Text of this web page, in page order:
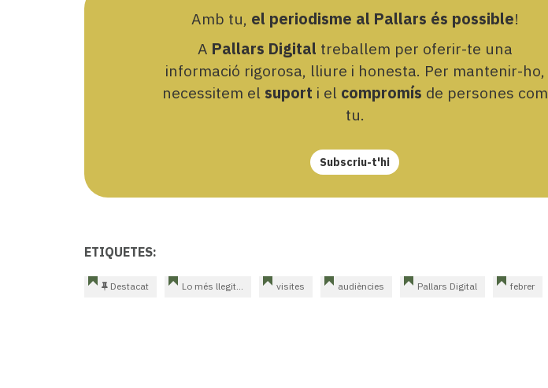
Amb tu, el periodisme al Pallars és possible!
A Pallars Digital treballem per oferir-te una
informació rigorosa, lliure i honesta. Per mantenir-ho,
necessitem el suport i el compromís de persones com
tu.
Subscriu-t'hi
ETIQUETES:
Destacat Lo més llegit... visites audiències Pallars Digital febrer